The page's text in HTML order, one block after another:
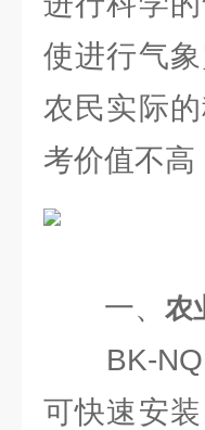
使进行气
农民实际
考价值不高
一、 农
BK-
可快速安